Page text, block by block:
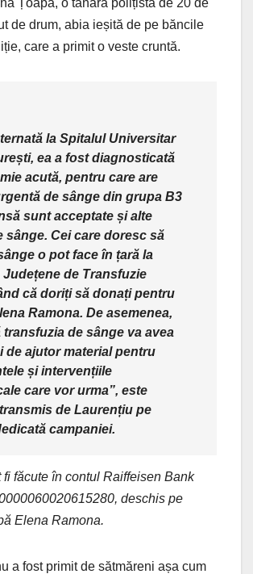
de drum, abia ieșită de pe băncile
care a primit o veste cruntă.
la Spitalul Universitar
ea a fost diagnosticată
acută, pentru care are
de sânge din grupa B3
sunt acceptate și alte
sânge. Cei care doresc să
o pot face în țară la
Județene de Transfuzie
că doriți să donați pentru
Ramona. De asemenea,
transfuzia de sânge va avea
de ajutor material pentru
și intervențiile
care vor urma”, este
de Laurențiu pe
campaniei.
făcute în contul Raiffeisen Bank
deschis pe
Elena Ramona.
a fost primit de sătmăreni așa cum